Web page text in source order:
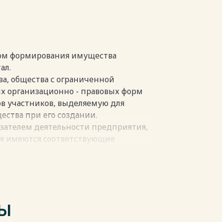
формирования имущества
общества с ограниченной
организационно - правовых форм
участников, выделяемую для
при его создании.
деятельности предприятия,
имеются соответствующие